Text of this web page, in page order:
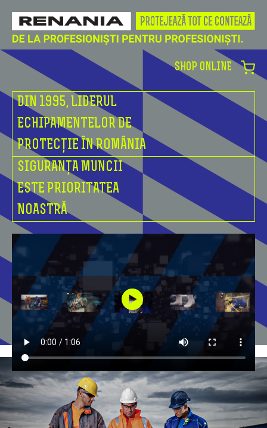
SHOP ONLINE
DIN 1995, LIDERUL
ECHIPAMENTELOR DE
PROTECȚIE ÎN ROMÂNIA
SIGURANȚA MUNCII
ESTE PRIORITATEA
NOASTRĂ